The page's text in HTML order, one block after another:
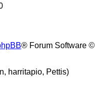
® Forum Software ©
harritapio, Pettis)